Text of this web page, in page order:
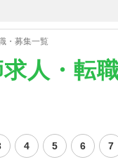
・募集一覧
人・転
4 5 6 7